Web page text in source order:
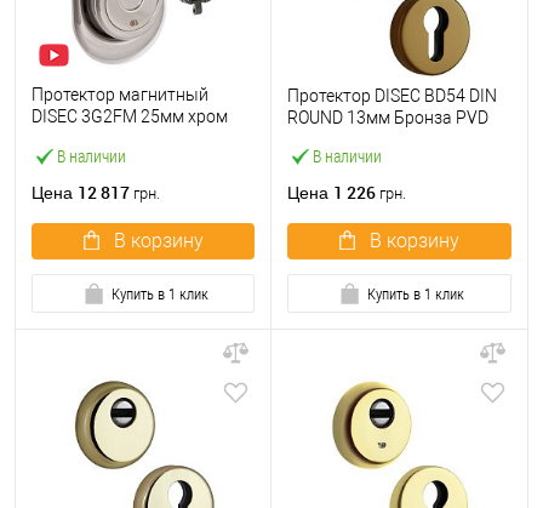
В наличии
Протектор магнитный
DISEC 3G2FM 25мм хром
Цена 12 817 грн.
В корзину
Купить в 1 клик
В наличии
Протектор DISEC BD54 DIN
ROUND 13мм Бронза PVD
Цена 1 226 грн.
В корзину
Купить в 1 клик